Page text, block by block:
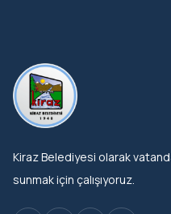
Kiraz Belediyesi olarak
sunmak için çalışıyoruz.